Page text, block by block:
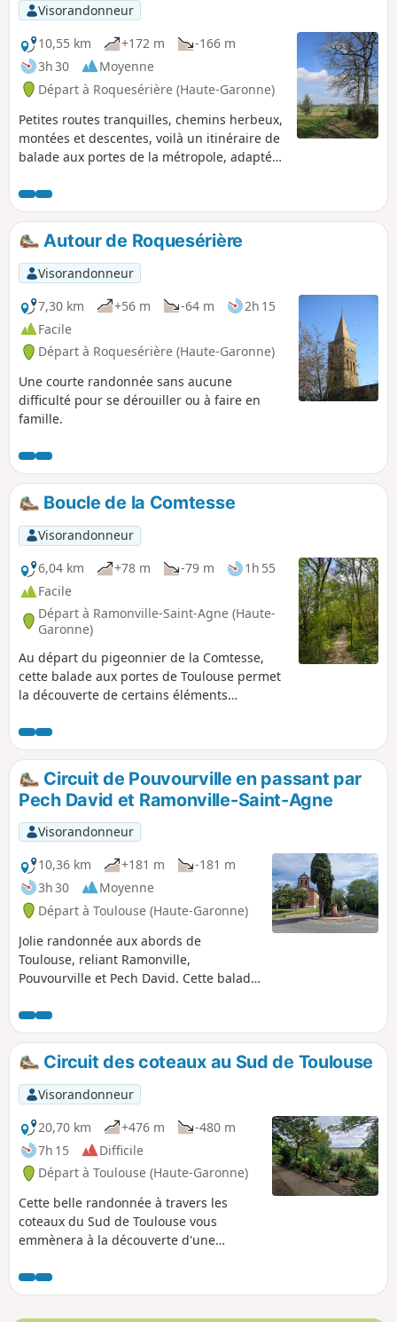
Visorandonneur
10,55 km
+172 m
-166 m
3h 30
Moyenne
Départ à Roquesérière (Haute-Garonne)
Petites routes tranquilles, chemins herbeux,
montées et descentes, voilà un itinéraire de
balade aux portes de la métropole, adapté
retour depuis Montastruc-la-Conseillère se
fait par la GR®46.
Autour de Roquesérière
Visorandonneur
7,30 km
+56 m -64 m
2h 15
Facile
Départ à Roquesérière (Haute-Garonne)
Une courte randonnée sans aucune
difficulté pour se dérouiller ou à faire en
famille.
Boucle de la Comtesse
Visorandonneur
6,04 km
+78 m -79 m
1h 55
Facile
Départ à Ramonville-Saint-Agne (Haute-
Garonne)
Au départ du pigeonnier de la Comtesse,
cette balade aux portes de Toulouse permet
la découverte de certains éléments
tout en empruntant des sentiers captivants
par leurs diversités végétales et botaniques.
Circuit de Pouvourville en passant par
Pech David et Ramonville-Saint-Agne
Visorandonneur
10,36 km
+181 m
-181 m
3h 30
Moyenne
Départ à Toulouse (Haute-Garonne)
Jolie randonnée aux abords de
Toulouse, reliant Ramonville,
Pouvourville et Pech David. Cette balade
sous-bois, ombragés et paisibles, et de
nombreux parcs. Suivez le Chemin des
Gaulois, aux abords de l'Oppidum de
Cluzel, et découvrez un lieu chargé
d’histoire qui offre un panorama
magnifique sur la vallée de la Garonne
et la région toulousaine.
Circuit des coteaux au Sud de Toulouse
Visorandonneur
20,70 km
+476 m
-480 m
7h 15
Difficile
Départ à Toulouse (Haute-Garonne)
Cette belle randonnée à travers les
coteaux du Sud de Toulouse vous
emmènera à la découverte d'une
cheminerez tour à tour à travers des
plaines verdoyantes, des sous-bois
paisibles et de charmantes collines qui